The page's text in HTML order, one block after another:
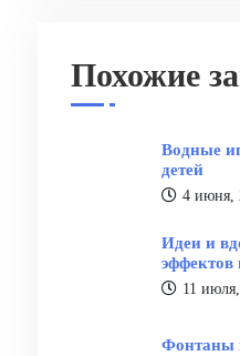
Похожие
Водные
детей
4 июня,
Идеи и
эффектов
11
Фонтаны